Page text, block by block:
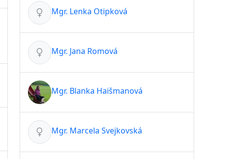
Mgr. Lenka Otipková
Mgr. Jana Romová
Mgr. Blanka Haišmanová
Mgr. Marcela Svejkovská